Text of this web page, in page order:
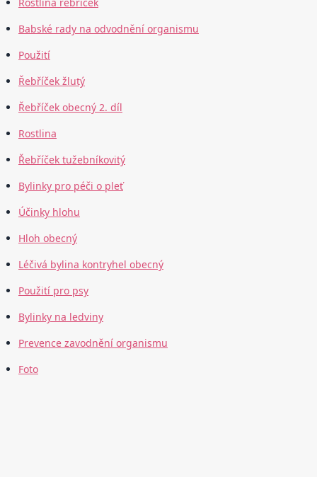
Rostlina řebříček
Babské rady na odvodnění organismu
Použití
Řebříček žlutý
Řebříček obecný 2. díl
Rostlina
Řebříček tužebníkovitý
Bylinky pro péči o pleť
Účinky hlohu
Hloh obecný
Léčivá bylina kontryhel obecný
Použití pro psy
Bylinky na ledviny
Prevence zavodnění organismu
Foto